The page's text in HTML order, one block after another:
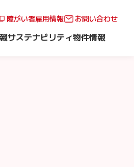
障がい者雇用情報 お問い合わせ
サステナビリティ物件情報